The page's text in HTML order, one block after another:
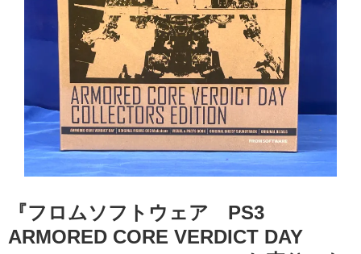
『フロムソフトウェア PS3 ​
ARMORED ​CORE ​VERDICT ​DAY ​